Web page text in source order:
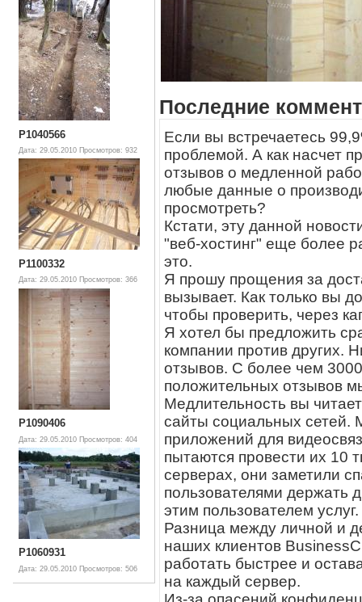
P1040566
Дата: 29.05.2010 Просмотров: 932
P1100332
Дата: 29.05.2010 Просмотров: 366
P1090406
Дата: 29.05.2010 Просмотров: 404
P1060931
Дата: 29.05.2010 Просмотров: 506
Последние
Если вы встречаетесь
проблемой. А как насчет
отзывов о медленной
любые данные о
просмотреть?
Кстати, эту данной
"веб-хостинг" еще более
это.
Я прошу прощения за
вызывает. Как только вы
чтобы проверить, через
Я хотел бы предложить
компании против других.
отзывов. С более чем
положительных отзывов
Медлительность вы
сайты социальных сетей.
приложений для
пытаются провести их 10
серверах, они заметили
пользователями держать
этим пользователем услуг.
Разница между личной и
наших клиентов
работать быстрее и
на каждый сервер.